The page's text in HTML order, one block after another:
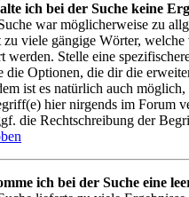
ich bei der Suche keine
war möglicherweise zu
zu viele gängige Wörter,
werden. Stelle eine
die Optionen, die dir die
ist es natürlich auch möglich,
hier nirgends im Forum
die Rechtschreibung der
ich bei der Suche eine